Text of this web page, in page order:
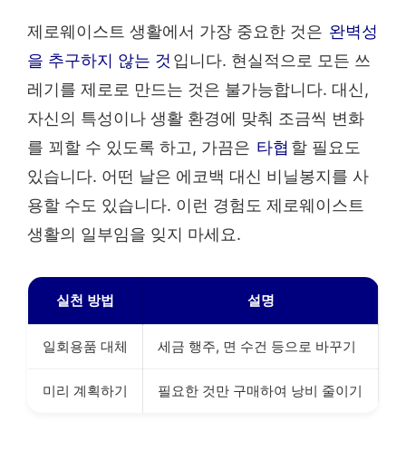
제로웨이스트 생활에서 가장 중요한 것은 완벽성
을 추구하지 않는 것 입니다. 현실적으로 모든 쓰
레기를 제로로 만드는 것은 불가능합니다. 대신,
자신의 특성이나 생활 환경에 맞춰 조금씩 변화
를 꾀할 수 있도록 하고, 가끔은 타협 할 필요도
있습니다. 어떤 날은 에코백 대신 비닐봉지를 사
용할 수도 있습니다. 이런 경험도 제로웨이스트
생활의 일부임을 잊지 마세요.
실천 방법 설명
일회용품 대체 세금 행주, 면 수건 등으로 바꾸기
미리 계획하기 필요한 것만 구매하여 낭비 줄이기